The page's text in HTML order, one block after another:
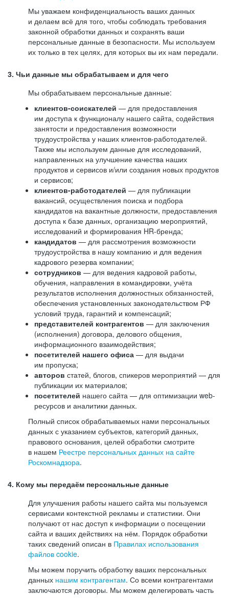
Мы уважаем конфиденциальность ваших данных
и делаем всё для того, чтобы соблюдать требования
законной обработки данных и сохранять ваши
персональные данные в безопасности. Мы используем
их только в тех целях, для которых вы их нам передали.
3. Чьи данные мы обрабатываем и для чего
Мы обрабатываем персональные данные:
клиентов-соискателей — для предоставления
им доступа к функционалу нашего сайта, содействия
занятости и предоставления возможности
трудоустройства у наших клиентов-работодателей.
Также мы используем данные для исследований,
направленных на улучшение качества наших
продуктов и сервисов и/или создания новых продуктов
и сервисов;
клиентов-работодателей — для публикации
вакансий, осуществления поиска и подбора
кандидатов на вакантные должности, предоставления
доступа к базе данных, организацию мероприятий,
исследований и формирования HR-бренда;
кандидатов — для рассмотрения возможности
трудоустройства в нашу компанию и для ведения
кадрового резерва компании;
сотрудников — для ведения кадровой работы,
обучения, направления в командировки, учёта
результатов исполнения должностных обязанностей,
обеспечения установленных законодательством РФ
условий труда, гарантий и компенсаций;
представителей контрагентов — для заключения
(исполнения) договора, делового общения,
информационного взаимодействия;
посетителей нашего офиса — для выдачи
им пропуска;
авторов статей, блогов, спикеров мероприятий — для
публикации их материалов;
посетителей нашего сайта — для оптимизации web-
ресурсов и аналитики данных.
Полный список обрабатываемых нами персональных
данных с указанием субъектов, категорий данных,
правового основания, целей обработки смотрите
в нашем Реестре персональных данных на сайте
Роскомнадзора.
4. Кому мы передаём персональные данные
Для улучшения работы нашего сайта мы пользуемся
сервисами контекстной рекламы и статистики. Они
получают от нас доступ к информации о посещении
сайта и ваших действиях на нём. Порядок обработки
таких сведений описан в Правилах использования
файлов cookie.
Мы можем поручить обработку ваших персональных
данных нашим контрагентам. Со всеми контрагентами
заключаются договоры. Мы можем делегировать часть